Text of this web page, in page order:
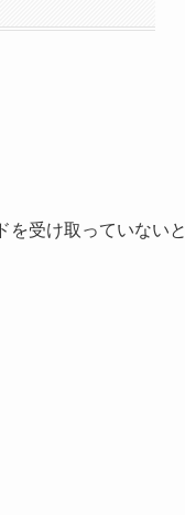
受け取っていないと